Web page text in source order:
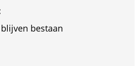
bestaan